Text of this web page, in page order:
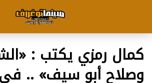
كمال رمزي يكتب :
وصلاح أبو سيف» ..